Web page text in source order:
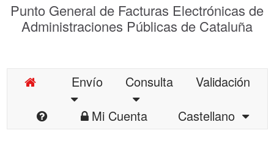
Punto General de Facturas Electrónicas de
Administraciones Públicas de Cataluña
Envío Consulta
Validación
Mi Cuenta
Castellano